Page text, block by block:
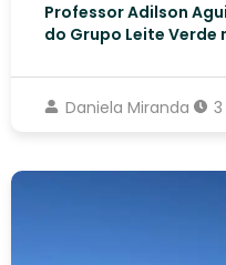
Professor Adilson
do Grupo Leite Verde
Daniela Miranda